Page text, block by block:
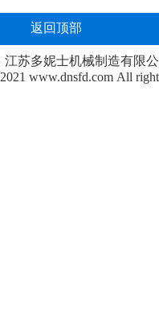
返回顶部
江苏多妮士机械制造有限
www.dnsfd.com All